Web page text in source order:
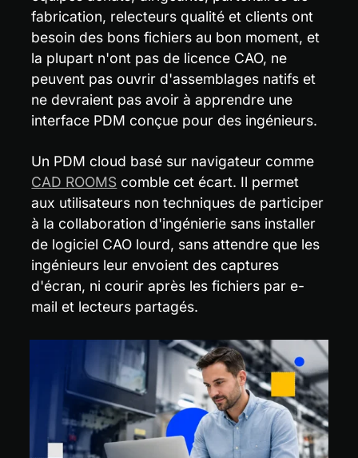
fabrication, relecteurs qualité et clients ont
besoin des bons fichiers au bon moment, et
la plupart n'ont pas de licence CAO, ne
peuvent pas ouvrir d'assemblages natifs et
ne devraient pas avoir à apprendre une
interface PDM conçue pour des ingénieurs.
Un PDM cloud basé sur navigateur comme
CAD ROOMS comble cet écart. Il permet
aux utilisateurs non techniques de participer
à la collaboration d'ingénierie sans installer
de logiciel CAO lourd, sans attendre que les
ingénieurs leur envoient des captures
d'écran, ni courir après les fichiers par e-
mail et lecteurs partagés.